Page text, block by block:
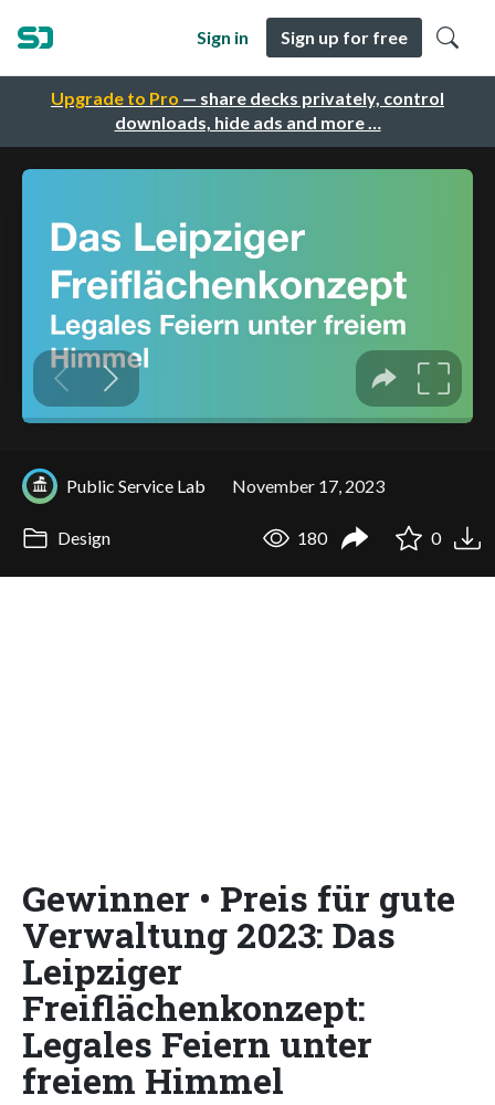
Upgrade to Pro — share decks privately, control
downloads, hide ads and more …
Sign in Sign up for free
Public Service Lab November 17, 2023
Design 180 0
Gewinner • Preis für gute
Verwaltung 2023: Das
Leipziger
Freiflächenkonzept:
Legales Feiern unter
freiem Himmel